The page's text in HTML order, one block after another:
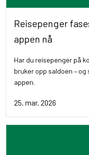
Reisepenger
appen nå
Har du reisepenger på
bruker opp saldoen –
appen.
25. mar. 2026